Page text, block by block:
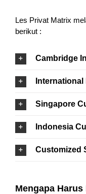
Les Privat Matrix
berikut :
Cambridge
Singapore
Indonesia
Customized
Mengapa Harus